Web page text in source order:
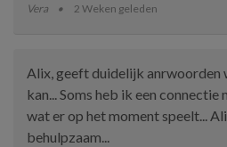
Vera 2 Weken geleden
Alix, geeft duidelijk anrwoorden
kan... Soms heb ik een connectie
wat er op het moment speelt...
behulpzaam...